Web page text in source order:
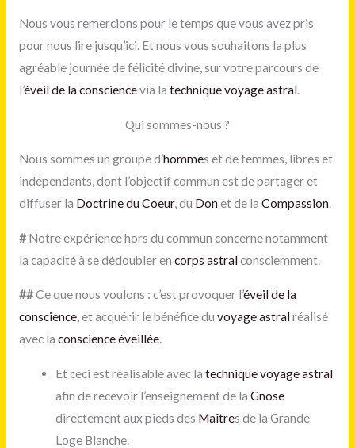
Nous vous remercions pour le temps que vous avez pris
pour nous lire jusqu’ici. Et nous vous souhaitons la plus
agréable journée de félicité divine, sur votre parcours de
l’éveil de la consciencevia la technique voyage astral.
Qui sommes-nous ?
Nous sommes un groupe d’hommes et de femmes, libres et
indépendants, dont l’objectif commun est de partager et
diffuser la Doctrine du Coeur, du Donet de la Compassion.
# Notre expérience hors du commun concerne notamment
la capacité à se dédoubler en corps astralconsciemment.
##Ce que nous voulons : c’est provoquer l’éveil de la
conscience, et acquérir le bénéfice du voyage astralréalisé
avec la conscience éveillée.
Et ceci est réalisable avec latechnique voyage astral
afin de recevoir l’enseignement de laGnose
directement aux pieds des Maîtres de la Grande
Loge Blanche.